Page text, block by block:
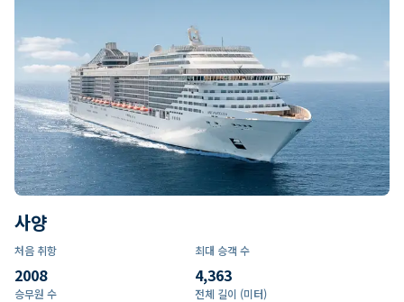
사양
처음 취항
2008
최대 승객 수
4,363
승무원 수 전체 길이 (미터)